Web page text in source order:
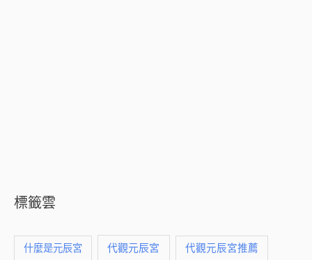
標籤雲
什麼是元辰宮 代觀元辰宮 代觀元辰宮推薦